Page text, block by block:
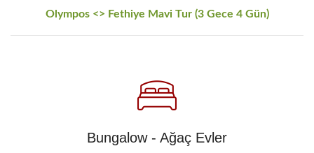
Olympos <> Fethiye Mavi Tur (3 Gece 4 Gün)
Bungalow - Ağaç Evler